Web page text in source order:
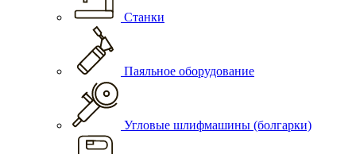
Станки
Паяльное оборудование
Угловые шлифмашины (болгарки)